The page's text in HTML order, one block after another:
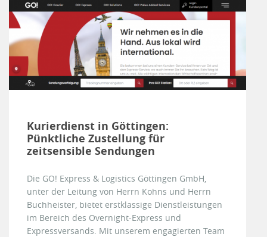
Kurierdienst in Göttingen:
Pünktliche Zustellung für
zeitsensible Sendungen
Die GO! Express & Logistics Göttingen GmbH,
unter der Leitung von Herrn Kohns und Herrn
Buchheister, bietet erstklassige Dienstleistungen
im Bereich des Overnight-Express und
Expressversands. Mit unserem engagierten Team